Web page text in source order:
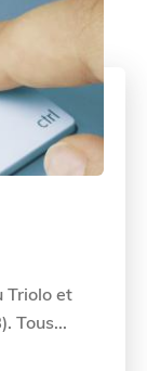
Triolo et
Tous...